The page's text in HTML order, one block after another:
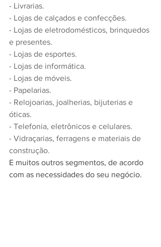
- Livrarias.
- Lojas de calçados e confecções.
- Lojas de eletrodomésticos, brinquedos
e presentes.
- Lojas de esportes.
- Lojas de informática.
- Lojas de móveis.
- Papelarias.
- Relojoarias, joalherias, bijuterias e
óticas.
- Telefonia, eletrônicos e celulares.
- Vidraçarias, ferragens e materiais de
construção.
E muitos outros segmentos, de acordo
com as necessidades do seu negócio.